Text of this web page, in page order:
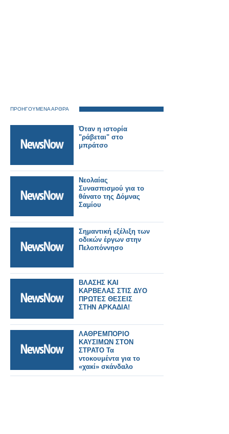
ΠΡΟΗΓΟΥΜΕΝΑ ΑΡΘΡΑ
Όταν η ιστορία
"ράβεται" στο
μπράτσο
Νεολαίας
Συνασπισμού για το
θάνατο της Δόμνας
Σαμίου
Σημαντική εξέλιξη των
οδικών έργων στην
Πελοπόννησο
ΒΛΑΣΗΣ ΚΑΙ
ΚΑΡΒΕΛΑΣ ΣΤΙΣ ΔΥΟ
ΠΡΩΤΕΣ ΘΕΣΕΙΣ
ΣΤΗΝ ΑΡΚΑΔΙΑ!
ΛΑΘΡΕΜΠΟΡΙΟ
ΚΑΥΣΙΜΩΝ ΣΤΟΝ
ΣΤΡΑΤΟ Τα
ντοκουμέντα για το
«χακί» σκάνδαλο